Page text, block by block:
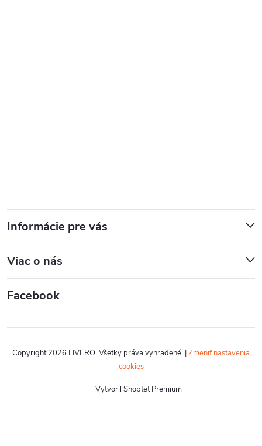
Informácie pre vás
Viac o nás
Facebook
Vytvoril Shoptet Premium
Copyright 2026 LIVERO. Všetky práva vyhradené. |Zmeniť nastavenia
cookies